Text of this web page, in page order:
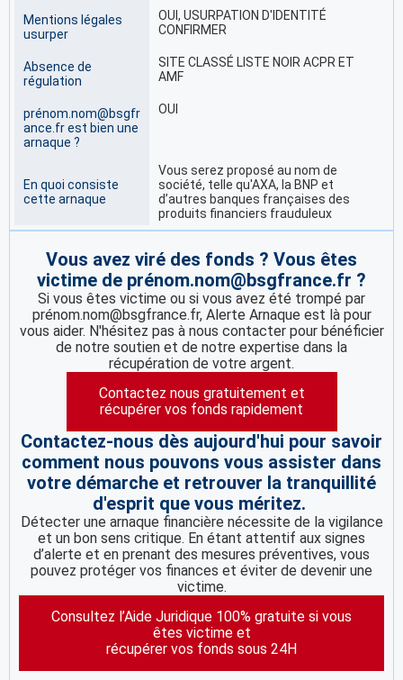
Mentions légales
usurper
OUI, USURPATION D'IDENTITÉ
CONFIRMER
Absence de
régulation
SITE CLASSÉ LISTE NOIR ACPR ET
AMF
prénom.nom@bsgfr
ance.fr est bien une
arnaque ?
OUI
En quoi consiste
cette arnaque
Vous serez proposé au nom de
société, telle qu'AXA, la BNP et
d’autres banques françaises des
produits financiers frauduleux
Vous avez viré des fonds ? Vous êtes
victime de prénom.nom@bsgfrance.fr ?
Si vous êtes victime ou si vous avez été trompé par
prénom.nom@bsgfrance.fr, Alerte Arnaque est là pour
vous aider. N'hésitez pas à nous contacter pour bénéficier
de notre soutien et de notre expertise dans la
récupération de votre argent.
Contactez nous gratuitement et
récupérer vos fonds rapidement
Contactez-nous dès aujourd'hui pour savoir
comment nous pouvons vous assister dans
votre démarche et retrouver la tranquillité
d'esprit que vous méritez.
Détecter une arnaque financière nécessite de la vigilance
et un bon sens critique. En étant attentif aux signes
d’alerte et en prenant des mesures préventives, vous
pouvez protéger vos finances et éviter de devenir une
victime.
Consultez l’Aide Juridique 100% gratuite si vous
êtes victime et
récupérer vos fonds sous 24H